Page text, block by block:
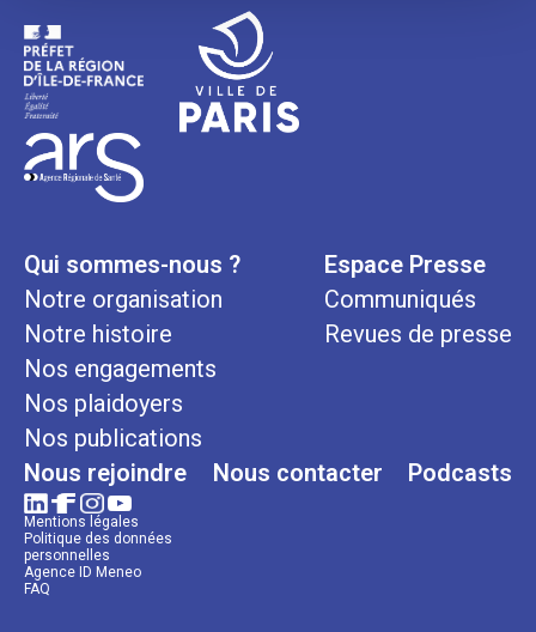
Qui sommes-nous ?
Notre organisation
Notre histoire
Nos engagements
Nos plaidoyers
Nos publications
Espace Presse
Communiqués
Revues de presse
Nous rejoindre Nous contacter Podcasts
Mentions légales
Politique des données
personnelles
Agence ID Meneo
FAQ